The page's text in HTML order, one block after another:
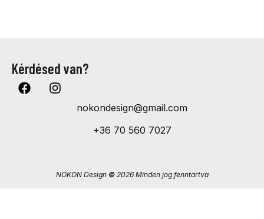
Kérdésed van?
nokondesign@gmail.com
+36 70 560 7027
NOKON Design ©2026 Minden jog fenntartva